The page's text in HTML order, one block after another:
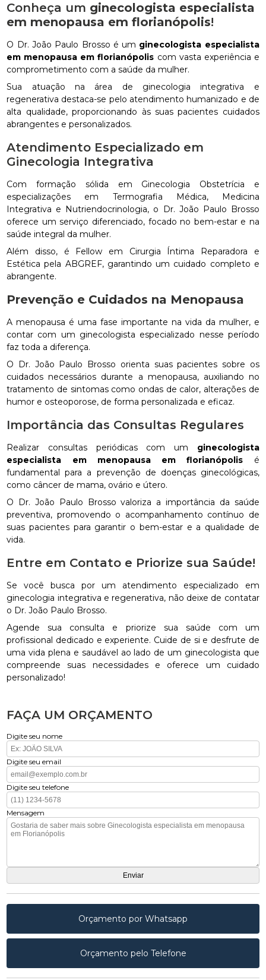
Conheça um ginecologista especialista
em menopausa em florianópolis!
O Dr. João Paulo Brosso é um ginecologista especialista
em menopausa em florianópolis com vasta experiência e
comprometimento com a saúde da mulher.
Sua atuação na área de ginecologia integrativa e
regenerativa destaca-se pelo atendimento humanizado e de
alta qualidade, proporcionando às suas pacientes cuidados
abrangentes e personalizados.
Atendimento Especializado em
Ginecologia Integrativa
Com formação sólida em Ginecologia Obstetrícia e
especializações em Termografia Médica, Medicina
Integrativa e Nutriendocrinologia, o Dr. João Paulo Brosso
oferece um serviço diferenciado, focado no bem-estar e na
saúde integral da mulher.
Além disso, é Fellow em Cirurgia Íntima Reparadora e
Estética pela ABGREF, garantindo um cuidado completo e
abrangente.
Prevenção e Cuidados na Menopausa
A menopausa é uma fase importante na vida da mulher, e
contar com um ginecologista especializado nesse período
faz toda a diferença.
O Dr. João Paulo Brosso orienta suas pacientes sobre os
cuidados necessários durante a menopausa, auxiliando no
tratamento de sintomas como ondas de calor, alterações de
humor e osteoporose, de forma personalizada e eficaz.
Importância das Consultas Regulares
Realizar consultas periódicas com um ginecologista
especialista em menopausa em florianópolis é
fundamental para a prevenção de doenças ginecológicas,
como câncer de mama, ovário e útero.
O Dr. João Paulo Brosso valoriza a importância da saúde
preventiva, promovendo o acompanhamento contínuo de
suas pacientes para garantir o bem-estar e a qualidade de
vida.
Entre em Contato e Priorize sua Saúde!
Se você busca por um atendimento especializado em
ginecologia integrativa e regenerativa, não deixe de contatar
o Dr. João Paulo Brosso.
Agende sua consulta e priorize sua saúde com um
profissional dedicado e experiente. Cuide de si e desfrute de
uma vida plena e saudável ao lado de um ginecologista que
compreende suas necessidades e oferece um cuidado
personalizado!
FAÇA UM ORÇAMENTO
Digite seu nome
Digite seu email
Digite seu telefone
Mensagem
Orçamento por Whatsapp
Orçamento pelo Telefone